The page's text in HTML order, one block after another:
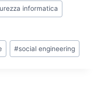
informatica
#social engineering